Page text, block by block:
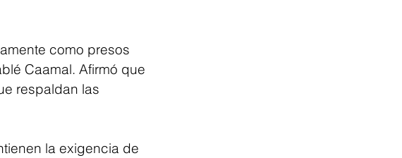
como presos
Caamal. Afirmó que
respaldan las
la exigencia de